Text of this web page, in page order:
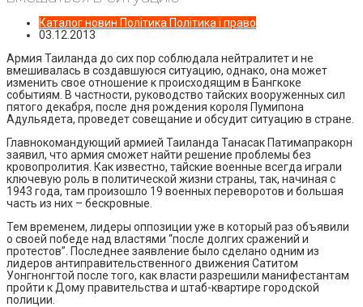
Каталог новин Політика Політика і право
03.12.2013
Армия Таиланда до сих пор соблюдала нейтралитет и не
вмешивалась в создавшуюся ситуацию, однако, она может
изменить свое отношение к происходящим в Бангкоке
событиям. В частности, руководство тайских вооруженных сил
пятого декабря, после дня рождения короля Пумипона
Адульядета, проведет совещание и обсудит ситуацию в стране.
Главнокомандующий армией Таиланда Танасак Патимапракорн
заявил, что армия сможет найти решение проблемы без
кровопролития. Как известно, тайские военные всегда играли
ключевую роль в политической жизни страны, так, начиная с
1943 года, там произошло 19 военных переворотов и большая
часть из них – бескровные.
Тем временем, лидеры оппозиции уже в который раз объявили
о своей победе над властями “после долгих сражений и
протестов”. Последнее заявление было сделано одним из
лидеров антиправительственного движения Сатитом
Уонгнонгтой после того, как власти разрешили манифестантам
пройти к Дому правительства и штаб-квартире городской
полиции.